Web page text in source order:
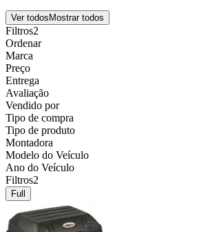
Ver todos Mostrar todos
Filtros2
Ordenar
Marca
Preço
Entrega
Avaliação
Vendido por
Tipo de compra
Tipo de produto
Montadora
Modelo do Veículo
Ano do Veículo
Filtros2
Full